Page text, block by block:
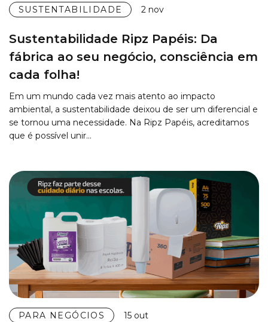
SUSTENTABILIDADE 2 nov
Sustentabilidade Ripz Papéis: Da
fábrica ao seu negócio, consciência em
cada folha!
Em um mundo cada vez mais atento ao impacto
ambiental, a sustentabilidade deixou de ser um diferencial e
se tornou uma necessidade. Na Ripz Papéis, acreditamos
que é possível unir…
PARA NEGÓCIOS 15 out